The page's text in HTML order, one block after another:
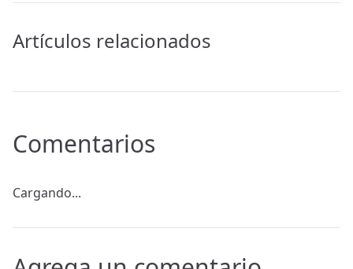
Artículos relacionados
Comentarios
Cargando...